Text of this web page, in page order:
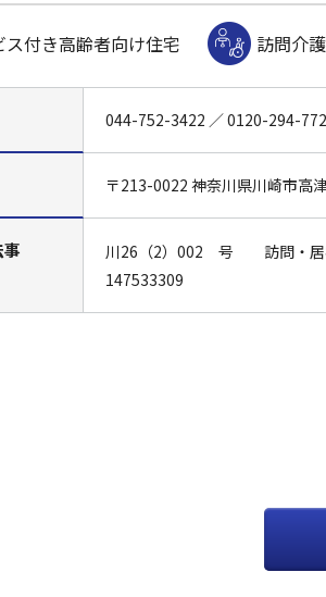
ス付き高齢者向け住宅 訪問介護
044-752-3422 ／0120-294-772
〒213-0022 神奈川県川崎市高
川26（2）002 号 訪問・居
147533309